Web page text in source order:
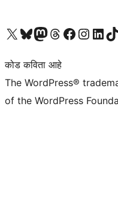
आमच्या X (एक्स) (पूर्वीचे ट्विटर) खात्याला भेट द्या आमच्या ब्लूस्की खात्याला भेट द्या.आमच्या Mastodon खात्याला भेट द्या.आमच्या थ्रेड्स खात्याला भेट द्या. आमच्या फेसबुक पेजला भेट द्या आमच्या इंस्टाग्राम खात्याला भेट द्या आमच्या लिंक्डइन खात्याला भेट द्या आमच्या टिकटॉक
कोड कविता आहे
The WordPress®
of the WordPress